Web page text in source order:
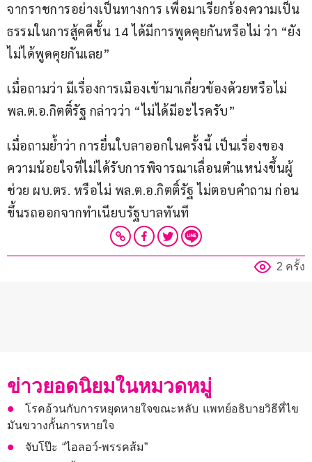
จากราชการอย่างเป็นทางการ เพื่อมาเรียกร้องความเป็น
ธรรมในการสู้คดีชั้น 14 ได้มีการพูดคุยกันหรือไม่ ว่า “ยัง
ไม่ได้พูดคุยกันเลย”
เมื่อถามว่า มีเรื่องการเมืองเข้ามาเกี่ยวข้องด้วยหรือไม่
พล.ต.อ.กิตติ์รัฐ กล่าวว่า “ไม่ได้มีอะไรครับ”
เมื่อถามย้ำว่า การยื่นใบลาออกในครั้งนี้ เป็นเรื่องของ
ความน้อยใจที่ไม่ได้รับการพิจารณาเลื่อนตำแหน่งขึ้นผู้
ช่วย ผบ.ตร. หรือไม่ พล.ต.อ.กิตติ์รัฐ ไม่ตอบคำถาม ก่อน
ขึ้นรถออกจากทำเนียบรัฐบาลทันที
2 ครั้ง
ข่าวยอดนิยมในหมวดหมู่
โรคอ้วนกับการหยุดหายใจขณะหลับ แพทย์อธิบายวิธีที่ไข
มันขวางกั้นการหายใจ
จับโป๊ะ “ไอลอว์-พรรคส้ม”